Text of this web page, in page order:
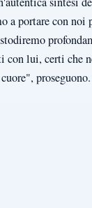
a portare con noi
lui, certi che
proseguono.